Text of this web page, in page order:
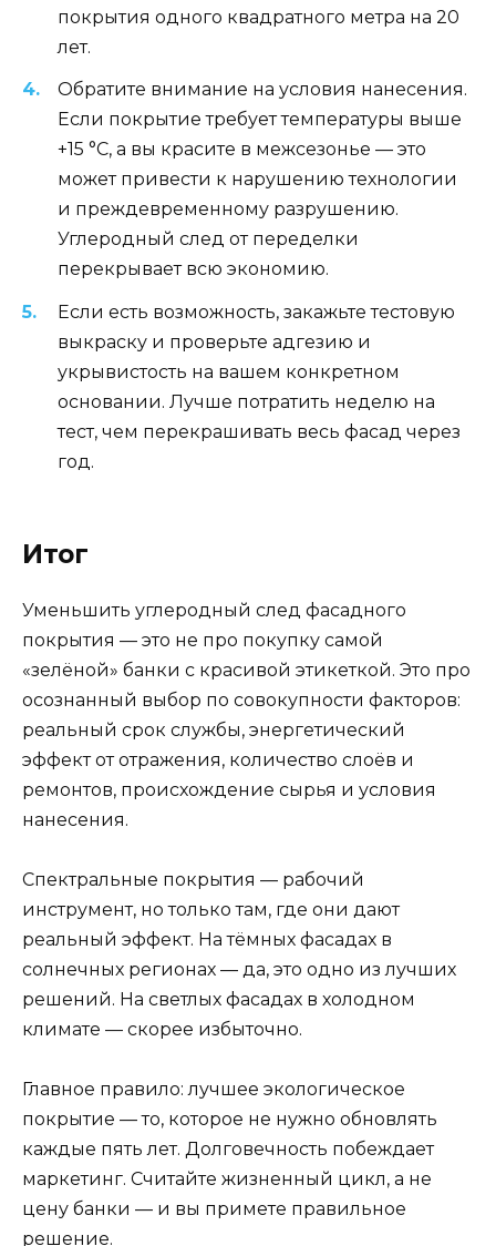
покрытия одного квадратного метра на 20
лет.
Обратите внимание на условия нанесения.
Если покрытие требует температуры выше
+15 °C, а вы красите в межсезонье — это
может привести к нарушению технологии
и преждевременному разрушению.
Углеродный след от переделки
перекрывает всю экономию.
Если есть возможность, закажьте тестовую
выкраску и проверьте адгезию и
укрывистость на вашем конкретном
основании. Лучше потратить неделю на
тест, чем перекрашивать весь фасад через
год.
Итог
Уменьшить углеродный след фасадного
покрытия — это не про покупку самой
«зелёной» банки с красивой этикеткой. Это про
осознанный выбор по совокупности факторов:
реальный срок службы, энергетический
эффект от отражения, количество слоёв и
ремонтов, происхождение сырья и условия
нанесения.
Спектральные покрытия — рабочий
инструмент, но только там, где они дают
реальный эффект. На тёмных фасадах в
солнечных регионах — да, это одно из лучших
решений. На светлых фасадах в холодном
климате — скорее избыточно.
Главное правило: лучшее экологическое
покрытие — то, которое не нужно обновлять
каждые пять лет. Долговечность побеждает
маркетинг. Считайте жизненный цикл, а не
цену банки — и вы примете правильное
решение.